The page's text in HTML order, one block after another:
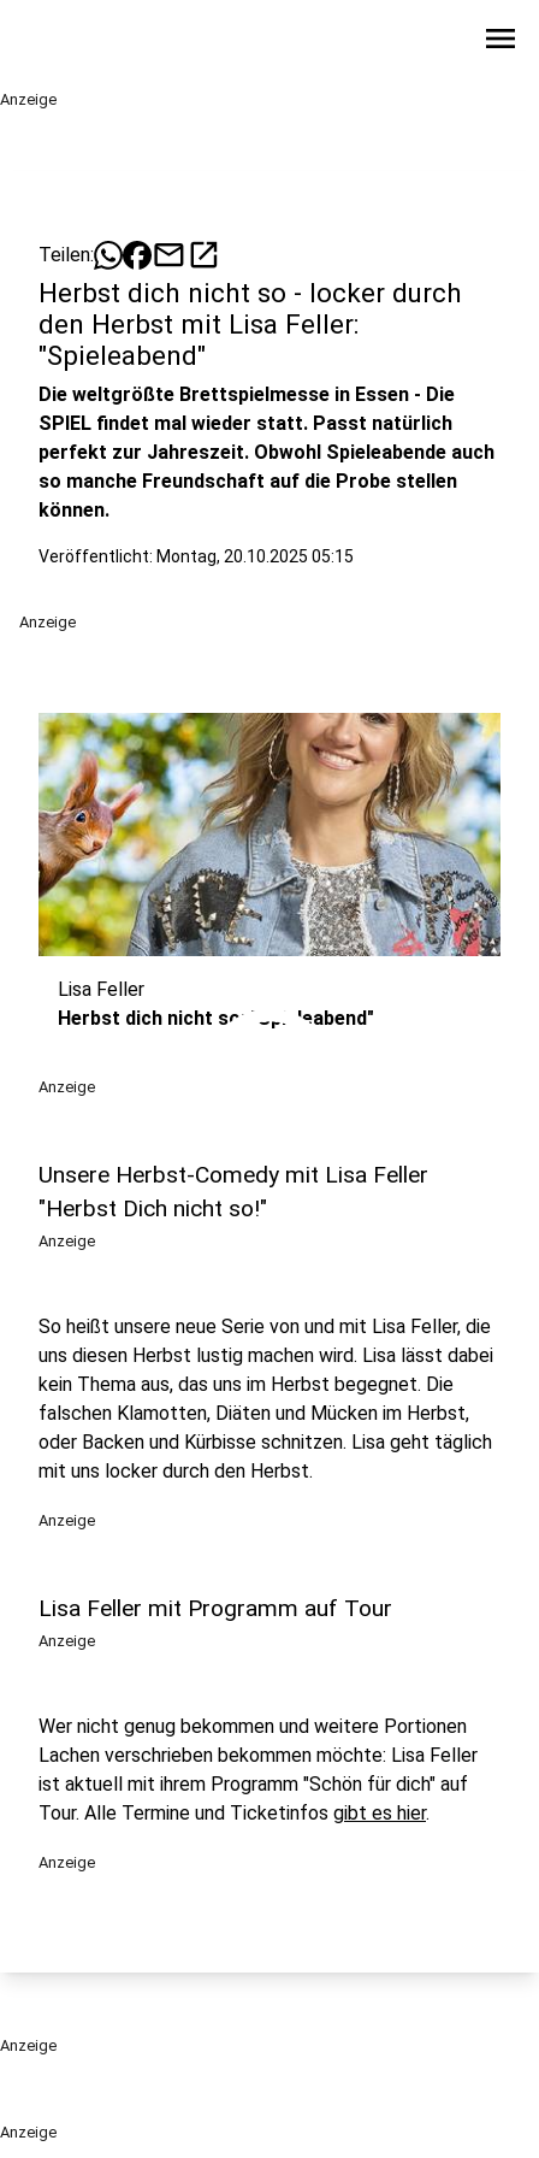
menu
Anzeige
Anzeige
Teilen: mailopen_in_new
Herbst dich nicht so - locker durch
den Herbst mit Lisa Feller:
"Spieleabend"
Die weltgrößte Brettspielmesse in Essen - Die
SPIEL findet mal wieder statt. Passt natürlich
perfekt zur Jahreszeit. Obwohl Spieleabende auch
so manche Freundschaft auf die Probe stellen
können.
Veröffentlicht: Montag, 20.10.2025 05:15
Anzeige
play_circle
Lisa Feller
Herbst dich nicht so: "Spieleabend"
Anzeige
Unsere Herbst-Comedy mit Lisa Feller
"Herbst Dich nicht so!"
Anzeige
So heißt unsere neue Serie von und mit Lisa Feller, die
uns diesen Herbst lustig machen wird. Lisa lässt dabei
kein Thema aus, das uns im Herbst begegnet. Die
falschen Klamotten, Diäten und Mücken im Herbst,
oder Backen und Kürbisse schnitzen. Lisa geht täglich
mit uns locker durch den Herbst.
Anzeige
Lisa Feller mit Programm auf Tour
Anzeige
Wer nicht genug bekommen und weitere Portionen
Lachen verschrieben bekommen möchte: Lisa Feller
ist aktuell mit ihrem Programm "Schön für dich" auf
Tour. Alle Termine und Ticketinfos gibt es hier.
Anzeige
Anzeige